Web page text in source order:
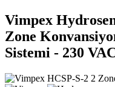
Vimpex
Zone
Sistemi - 230